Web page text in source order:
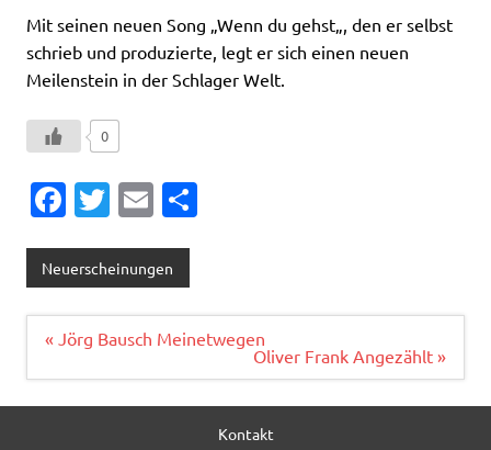
Mit seinen neuen Song „Wenn du gehst„, den er selbst
schrieb und produzierte, legt er sich einen neuen
Meilenstein in der Schlager Welt.
0
Fa
e
b
o
o
k
T
it
te
r
E
ai
l
n
Neuerscheinungen
Beitragsnavigation
« Jörg Bausch Meinetwegen
Oliver Frank Angezählt »
Kontakt